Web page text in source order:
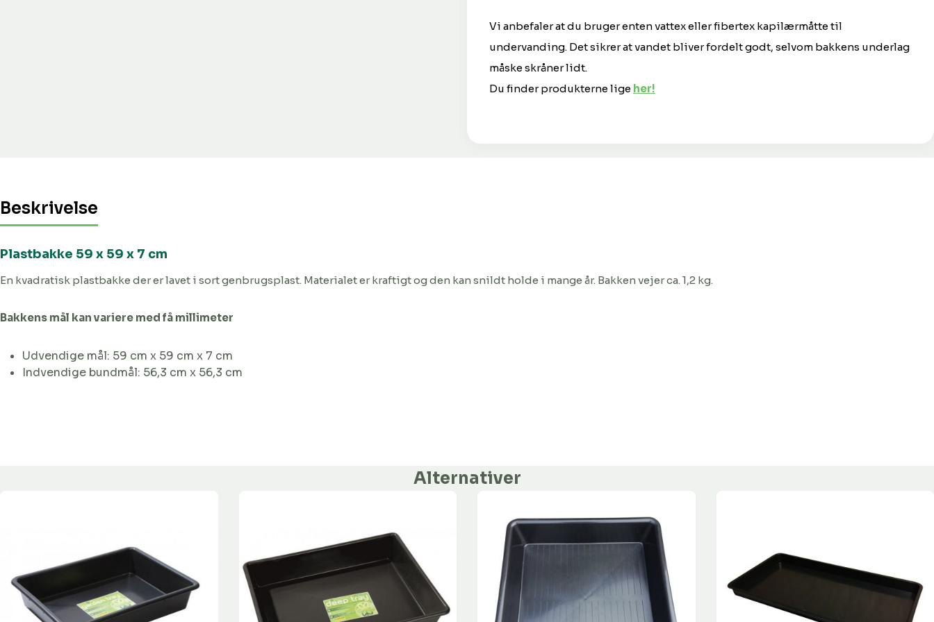
Vi anbefaler at du bruger enten vattex eller fibertex kapilærmåtte til
undervanding. Det sikrer at vandet bliver fordelt godt, selvom bakkens underlag
måske skråner lidt.
Du finder produkterne lige her!
Beskrivelse
Plastbakke 59 x 59 x 7 cm
En kvadratisk plastbakke der er lavet i sort genbrugsplast. Materialet er kraftigt og den kan snildt holde i mange år. Bakken vejer ca. 1,2 kg.
Bakkens mål kan variere med få millimeter
Udvendige mål: 59 cm x 59 cm x 7 cm
Indvendige bundmål: 56,3 cm x 56,3 cm
Alternativer